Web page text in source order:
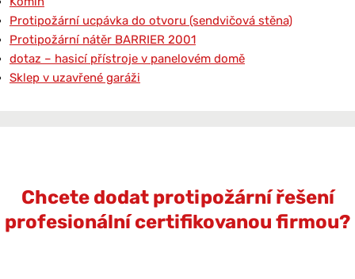
Protipožární ucpávka do otvoru (sendvičová stěna)
Protipožární nátěr BARRIER 2001
dotaz – hasicí přístroje v panelovém domě
Sklep v uzavřené garáži
Chcete dodat protipožární řešení
profesionální certifikovanou firmou?